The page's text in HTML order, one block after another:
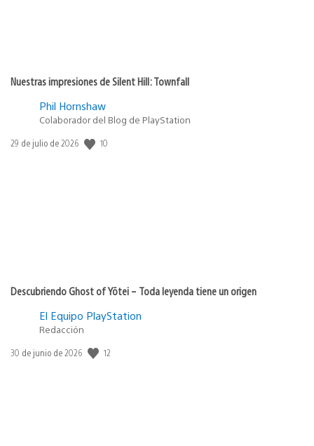
Nuestras impresiones de Silent Hill: Townfall
Phil Hornshaw
Colaborador del Blog de PlayStation
Fecha
29 de julio de 2026 10
Descubriendo Ghost of Yōtei – Toda leyenda tiene un origen
El Equipo PlayStation
Redacción
Fecha
30 de junio de 2026 12